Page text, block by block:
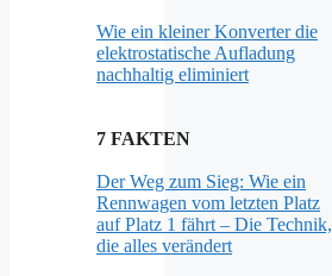
Wie ein kleiner Konverter die
elektrostatische Aufladung
nachhaltig eliminiert
7 FAKTEN
Der Weg zum Sieg: Wie ein
Rennwagen vom letzten Platz
auf Platz 1 fährt – Die Technik,
die alles verändert